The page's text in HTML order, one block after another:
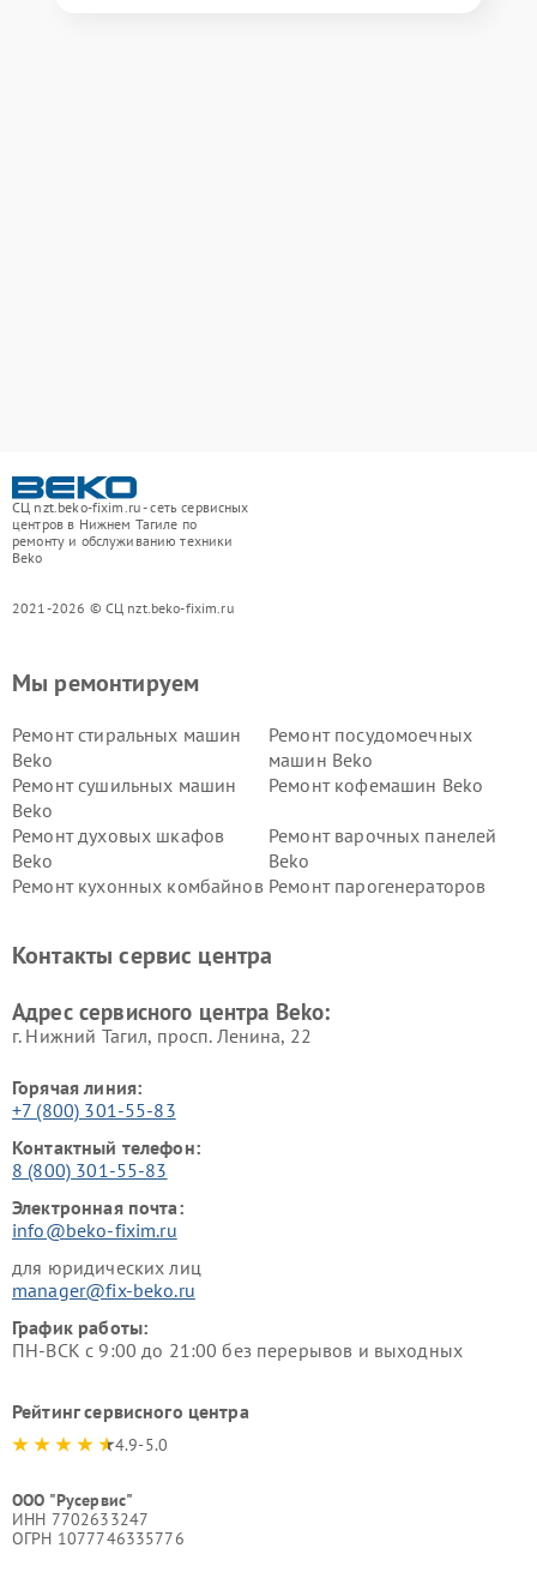
СЦ nzt.beko-fixim.ru - сеть сервисных
центров в Нижнем Тагиле по
ремонту и обслуживанию техники
Beko
2021-2026 © СЦ nzt.beko-fixim.ru
Мы ремонтируем
Ремонт стиральных машин
Beko
Ремонт посудомоечных
машин Beko
Ремонт сушильных машин
Beko
Ремонт кофемашин Beko
Ремонт духовых шкафов
Beko
Ремонт варочных панелей
Beko
Ремонт кухонных комбайнов Ремонт парогенераторов
Ремонт холодильников Beko Ремонт морозильных камер
Контакты сервис центра
Адрес сервисного центра Beko:
г. Нижний Тагил, просп. Ленина, 22
Горячая линия:
+7 (800) 301-55-83
Контактный телефон:
8 (800) 301-55-83
Электронная почта:
info@beko-fixim.ru
для юридических лиц
manager@fix-beko.ru
График работы:
ПН-ВСК с 9:00 до 21:00 без перерывов и выходных
Рейтинг сервисного центра
4.9-5.0
ООО "Русервис"
ИНН 7702633247
ОГРН 1077746335776